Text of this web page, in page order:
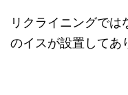
リクライニングでは
のイスが設置してあ